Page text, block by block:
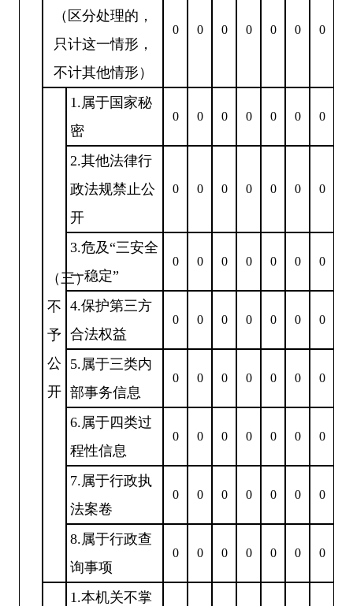
（区分处理的，
只计这一情形，
不计其他情形）
0 0 0 0 0 0 0
（三）
不
予
公
开
1.属于国家秘
密
0 0 0 0 0 0 0
2.其他法律行
政法规禁止公
开
0 0 0 0 0 0 0
3.危及“三安全
一稳定”
0 0 0 0 0 0 0
4.保护第三方
合法权益
0 0 0 0 0 0 0
5.属于三类内
部事务信息
0 0 0 0 0 0 0
6.属于四类过
程性信息
0 0 0 0 0 0 0
7.属于行政执
法案卷
0 0 0 0 0 0 0
8.属于行政查
询事项
0 0 0 0 0 0 0
1.本机关不掌